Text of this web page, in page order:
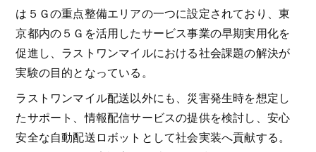
は５Ｇの重点整備エリアの一つに設定されており、東
京都内の５Ｇを活用したサービス事業の早期実用化を
促進し、ラストワンマイルにおける社会課題の解決が
実験の目的となっている。
ラストワンマイル配送以外にも、災害発生時を想定し
たサポート、情報配信サービスの提供を検討し、安心
安全な自動配送ロボットとして社会実装へ貢献する。